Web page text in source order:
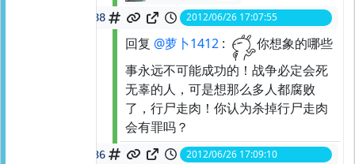
21228793588 2012/06/26 17:07:55
回复 @萝卜1412 :
你想象的哪些
事永远不可能成功的！战争必定会死
无辜的人，可是想那么多人都腐败
了，行尸走肉！你认为杀掉行尸走肉
会有罪吗？
21228830936 2012/06/26 17:09:10